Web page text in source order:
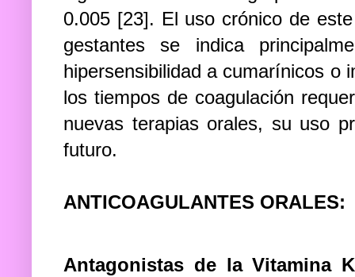
0.005 [23]. El uso crónico de
gestantes se indica
hipersensibilidad a cumarínicos o
los tiempos de coagulación
nuevas terapias orales, su uso
futuro.
ANTICOAGULANTES ORALES:
Antagonistas de la Vitamina